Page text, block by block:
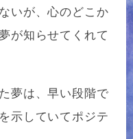
いが、心のどこか
が知らせてくれて
夢は、早い段階で
示していてポジテ